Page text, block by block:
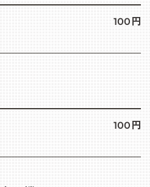
100円
100円